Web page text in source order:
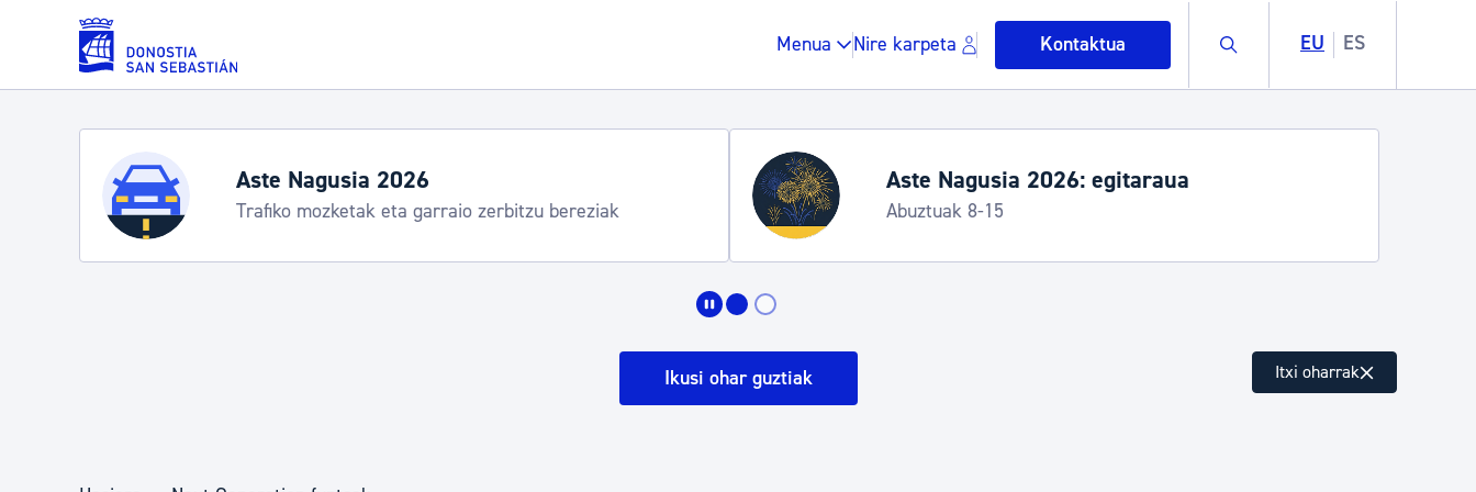
Eduki nagusira joan
Menua Nire karpeta Kontaktua Buscar EU ES
Zerbitzuak
Errolda eta gai pertsonalak
Gune publikoa, hondakinak eta ingurumena
Aste Nagusia 2026
Trafiko mozketak eta garraio zerbitzu bereziak
Aste Nagusia 2026: egitaraua
Abuztuak 8-15
Ikusi ohar guztiak Itxi oharrak